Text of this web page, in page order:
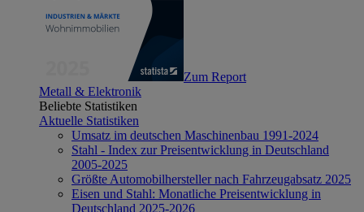
Zum Report
Metall & Elektronik
Beliebte Statistiken
Aktuelle Statistiken
Umsatz im deutschen Maschinenbau 1991-2024
Stahl - Index zur Preisentwicklung in Deutschland
2005-2025
Größte Automobilhersteller nach Fahrzeugabsatz 2025
Eisen und Stahl: Monatliche Preisentwicklung in
Deutschland 2025-2026